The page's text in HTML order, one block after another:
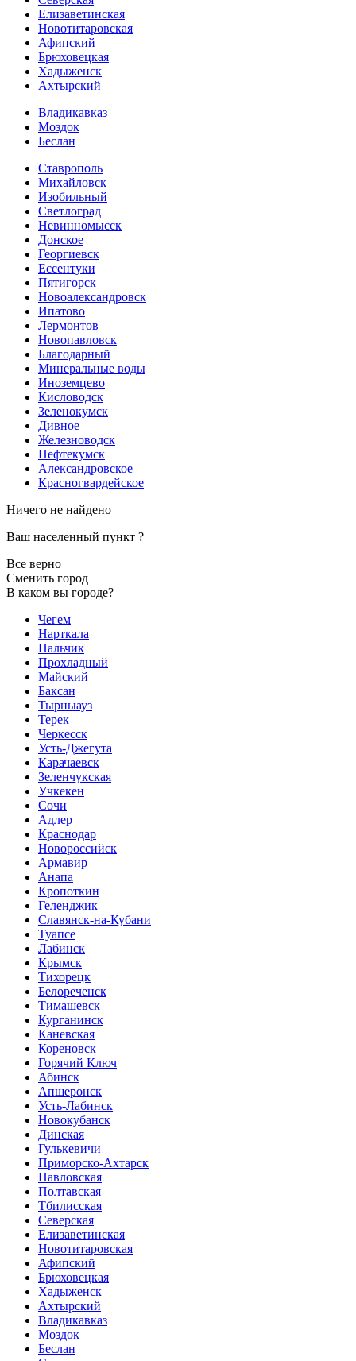
Елизаветинская
Новотитаровская
Афипский
Брюховецкая
Хадыженск
Ахтырский
Владикавказ
Моздок
Беслан
Ставрополь
Михайловск
Изобильный
Светлоград
Невинномысск
Донское
Георгиевск
Ессентуки
Пятигорск
Новоалександровск
Ипатово
Лермонтов
Новопавловск
Благодарный
Минеральные воды
Иноземцево
Кисловодск
Зеленокумск
Дивное
Железноводск
Нефтекумск
Александровское
Красногвардейское
Ничего не найдено
Ваш населенный пункт ?
Все верно
Сменить город
В каком вы городе?
Чегем
Нарткала
Нальчик
Прохладный
Майский
Баксан
Тырныауз
Терек
Черкесск
Усть-Джегута
Карачаевск
Зеленчукская
Учкекен
Сочи
Адлер
Краснодар
Новороссийск
Армавир
Анапа
Кропоткин
Геленджик
Славянск-на-Кубани
Туапсе
Лабинск
Крымск
Тихорецк
Белореченск
Тимашевск
Курганинск
Каневская
Кореновск
Горячий Ключ
Абинск
Апшеронск
Усть-Лабинск
Новокубанск
Динская
Гулькевичи
Приморско-Ахтарск
Павловская
Полтавская
Тбилисская
Северская
Елизаветинская
Новотитаровская
Афипский
Брюховецкая
Хадыженск
Ахтырский
Владикавказ
Моздок
Беслан